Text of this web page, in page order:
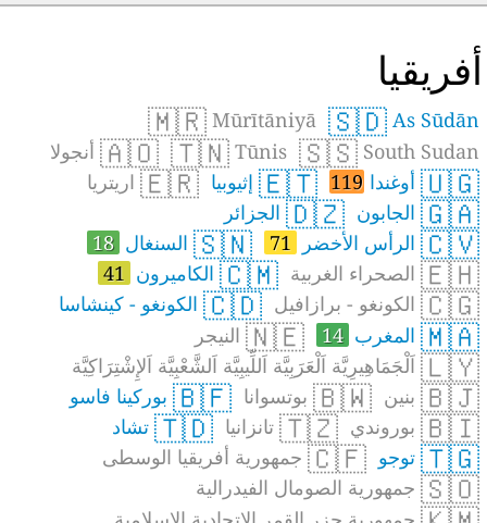
أفريقيا
🇸🇩 As Sūdān
🇲🇷 Mūrītāniyā
🇸🇸 South Sudan
🇹🇳 Tūnis
🇦🇴أنجولا
🇺🇬أوغندا 119
🇪🇹إثيوبيا 🇪🇷اريتريا
🇬🇦الجابون 🇩🇿الجزائر
🇨🇻الرأس الأخضر 71
🇸🇳السنغال 18
🇪🇭الصحراء الغربية 🇨🇲الكاميرون 41
🇨🇬الكونغو - برازافيل 🇨🇩الكونغو - كينشاسا
🇲🇦المغرب 14
🇳🇪النيجر
🇱🇾اَلْجَمَاهِيرِيَّة اَلْعَرَبِيَّة اَللِّيبِيَّة اَلشَّعْبِيَّة اَلإِشْتِرَاكِيَّة
🇧🇯بنين 🇧🇼بوتسوانا 🇧🇫بوركينا فاسو
🇧🇮بوروندي 🇹🇿تانزانيا 🇹🇩تشاد
🇹🇬توجو 🇨🇫جمهورية أفريقيا الوسطى
🇸🇴جمهورية الصومال الفيدرالية